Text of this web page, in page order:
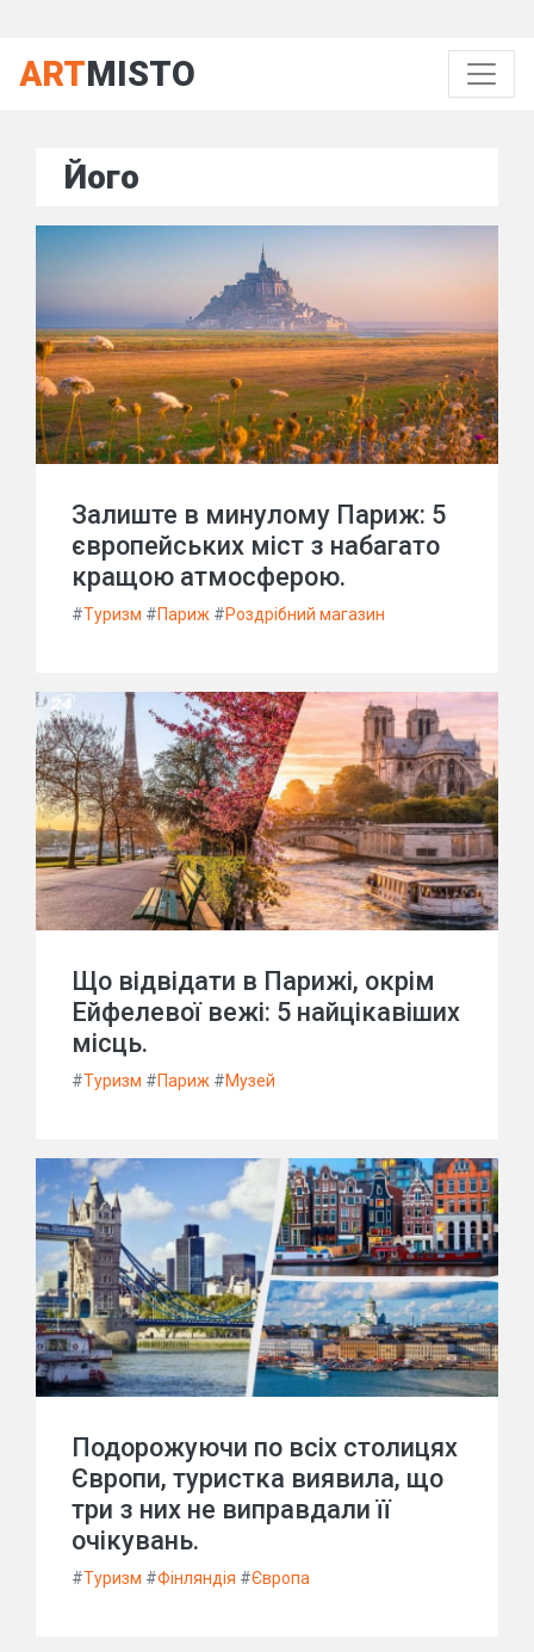
ARTMISTO
Його
Залиште в минулому Париж: 5
європейських міст з набагато
кращою атмосферою.
#Туризм #Париж #Роздрібний магазин
Що відвідати в Парижі, окрім
Ейфелевої вежі: 5 найцікавіших
місць.
#Туризм #Париж #Музей
Подорожуючи по всіх столицях
Європи, туристка виявила, що
три з них не виправдали її
очікувань.
#Туризм #Фінляндія #Європа